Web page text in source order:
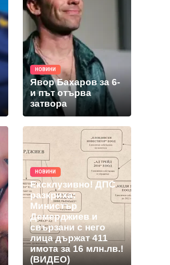
НОВИНИ
Явор Бахаров за 6-
и път отърва
затвора
НОВИНИ
Ексклузивно! ДПС
разкриха:
Министър
Демерджиев и
свързани с него
лица държат 411
имота за 16 млн.лв.!
(ВИДЕО)